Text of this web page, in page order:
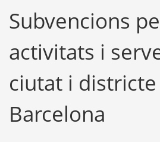
Formación
Herramientas
Subvencions
activitats i
ciutat i districte
Barcelona